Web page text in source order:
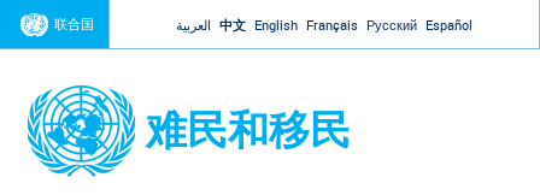
Jump to navigation
联合国 العربية 中文 English Français Русский Español
难民和移民